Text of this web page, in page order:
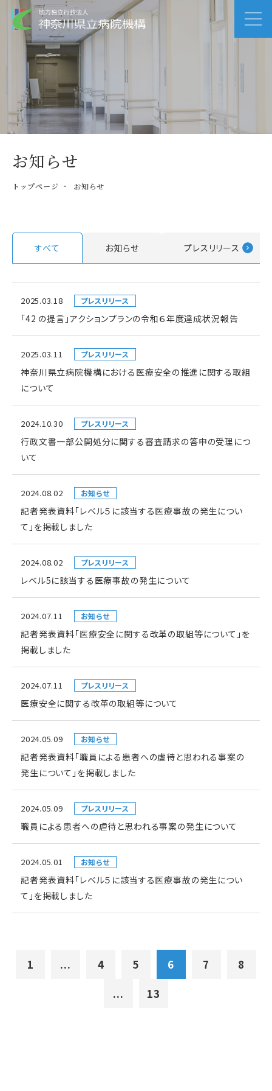
お知らせ
トップページ お知らせ
すべて お知らせ プレスリリース
2025.03.18 プレスリリース
「42 の提言」アクションプランの令和６年度達成状況報告
2025.03.11 プレスリリース
神奈川県立病院機構における医療安全の推進に関する取組
について
2024.10.30 プレスリリース
行政文書一部公開処分に関する審査請求の答申の受理につ
いて
2024.08.02 お知らせ
記者発表資料「レベル５に該当する医療事故の発生につい
て」を掲載しました
2024.08.02 プレスリリース
レベル5に該当する医療事故の発生について
2024.07.11 お知らせ
記者発表資料「医療安全に関する改革の取組等について」を
掲載しました
2024.07.11 プレスリリース
医療安全に関する改革の取組等について
2024.05.09 お知らせ
記者発表資料「職員による患者への虐待と思われる事案の
発生について」を掲載しました
2024.05.09 プレスリリース
職員による患者への虐待と思われる事案の発生について
2024.05.01 お知らせ
記者発表資料「レベル５に該当する医療事故の発生につい
て」を掲載しました
1 ... 4 5 6 7
8
...
13